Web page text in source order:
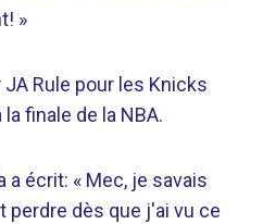
»
Rule pour les Knicks
finale de la NBA.
a écrit: « Mec, je savais
perdre dès que j'ai vu ce